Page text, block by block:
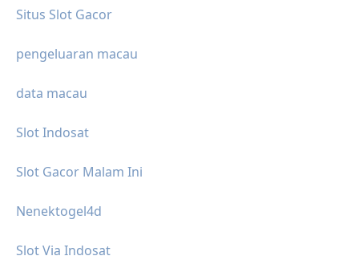
Situs Slot Gacor
pengeluaran macau
data macau
Slot Indosat
Slot Gacor Malam Ini
Nenektogel4d
Slot Via Indosat